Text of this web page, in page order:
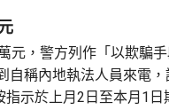
元，警方列作「以欺騙
自稱內地執法人員來電
示於上月2日至本月1日